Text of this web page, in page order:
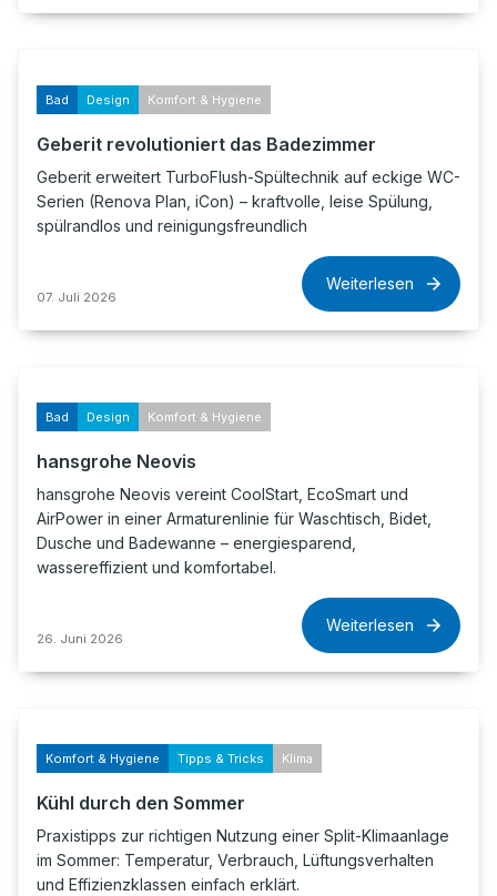
Bad Design Komfort & Hygiene
Geberit revolutioniert das Badezimmer
Geberit erweitert TurboFlush-Spültechnik auf eckige WC-
Serien (Renova Plan, iCon) – kraftvolle, leise Spülung,
spülrandlos und reinigungsfreundlich
07. Juli 2026
Weiterlesen
Bad Design Komfort & Hygiene
hansgrohe Neovis
hansgrohe Neovis vereint CoolStart, EcoSmart und
AirPower in einer Armaturenlinie für Waschtisch, Bidet,
Dusche und Badewanne – energiesparend,
wassereffizient und komfortabel.
26. Juni 2026
Weiterlesen
Komfort & Hygiene Tipps & Tricks Klima
Kühl durch den Sommer
Praxistipps zur richtigen Nutzung einer Split-Klimaanlage
im Sommer: Temperatur, Verbrauch, Lüftungsverhalten
und Effizienzklassen einfach erklärt.